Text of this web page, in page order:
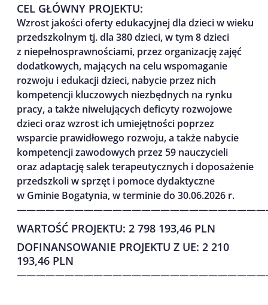
CEL GŁÓWNY PROJEKTU:
Wzrost jakości oferty edukacyjnej dla dzieci w wieku
przedszkolnym tj. dla 380 dzieci, w tym 8 dzieci
z niepełnosprawnościami, przez organizację zajęć
dodatkowych, mających na celu wspomaganie
rozwoju i edukacji dzieci, nabycie przez nich
kompetencji kluczowych niezbędnych na rynku
pracy, a także niwelujących deficyty rozwojowe
dzieci oraz wzrost ich umiejętności poprzez
wsparcie prawidłowego rozwoju, a także nabycie
kompetencji zawodowych przez 59 nauczycieli
oraz adaptację salek terapeutycznych i doposażenie
przedszkoli w sprzęt i pomoce dydaktyczne
w Gminie Bogatynia, w terminie do 30.06.2026 r.
WARTOŚĆ PROJEKTU: 2 798 193,46 PLN
DOFINANSOWANIE PROJEKTU Z UE: 2 210
193,46 PLN